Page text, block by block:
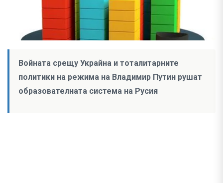
Войната срещу Украйна и тоталитарните
политики на режима на Владимир Путин рушат
образователната система на Русия